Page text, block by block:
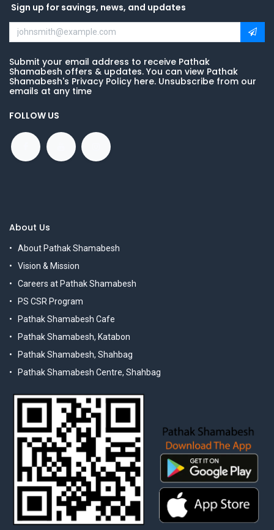
Sign up for savings, news, and updates
Submit your email address to receive Pathak
Shamabesh offers & updates. You can view Pathak
Shamabesh's Privacy Policy here. Unsubscribe from our
emails at any time
FOLLOW US
About Us
About Pathak Shamabesh
Vision & Mission
Careers at Pathak Shamabesh
PS CSR Program
Pathak Shamabesh Cafe
Pathak Shamabesh, Katabon
Pathak Shamabesh, Shahbag
Pathak Shamabesh Centre, Shahbag